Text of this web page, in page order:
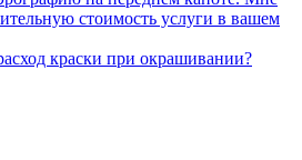
стоимость услуги в вашем
краски при окрашивании?